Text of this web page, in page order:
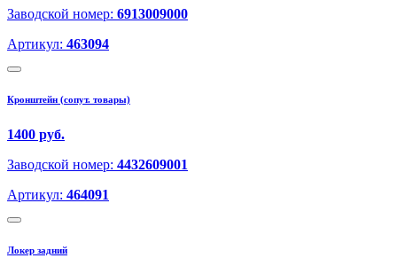
Заводской номер: 6913009000
Артикул: 463094
Кронштейн (сопут. товары)
1400 руб.
Заводской номер: 4432609001
Артикул: 464091
Локер задний